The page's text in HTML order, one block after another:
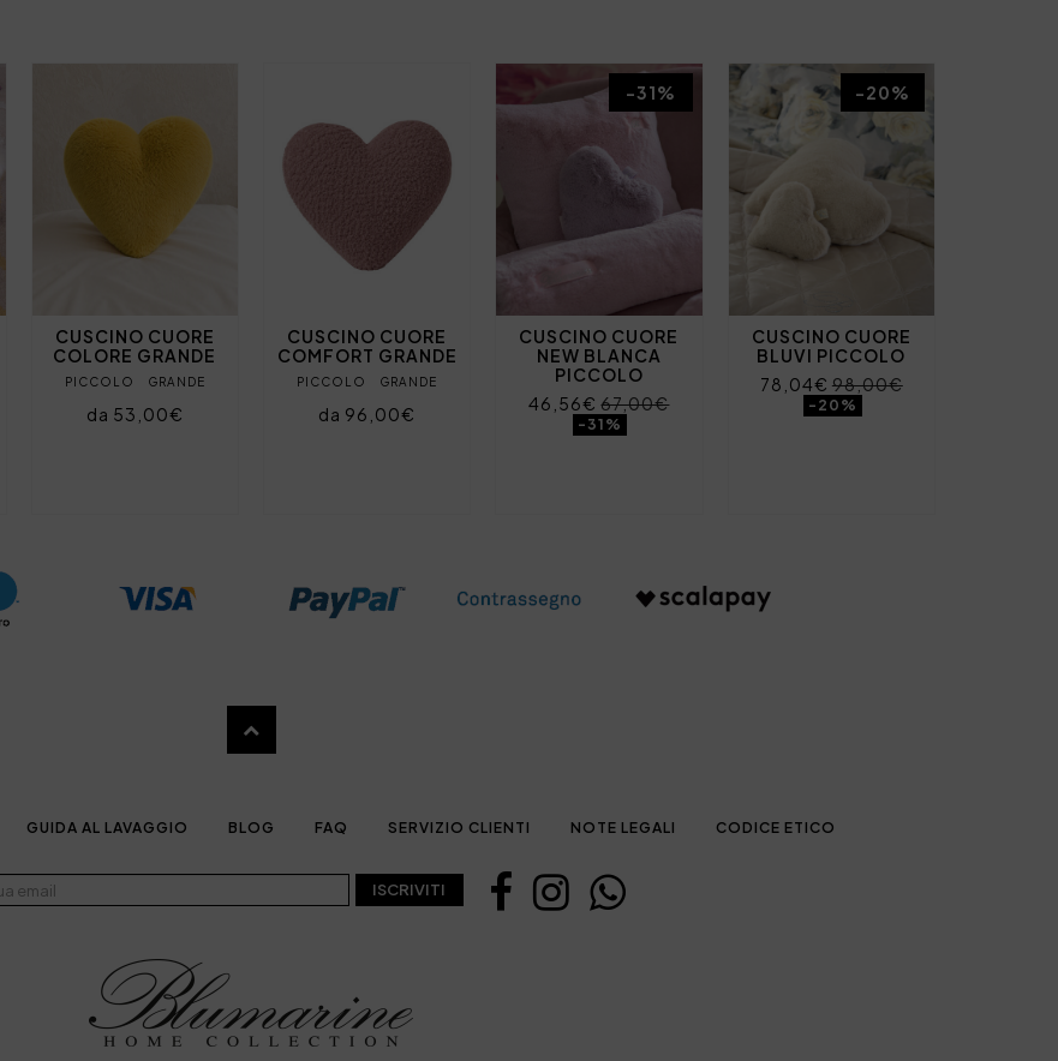
CUSCINO CUORE
COLORE GRANDE
PICCOLO GRANDE
da 53,00€
CUSCINO CUORE
COMFORT GRANDE
PICCOLO GRANDE
da 96,00€
CUSCINO CUORE
NEW BLANCA
PICCOLO
46,56€67,00€
-31%
-31%
CUSCINO CUORE
BLUVI PICCOLO
78,04€ 98,00€
-20%
-20%
GUIDA AL LAVAGGIO BLOG FAQ SERVIZIO CLIENTI NOTE LEGALI CODICE ETICO
ISCRIVITI